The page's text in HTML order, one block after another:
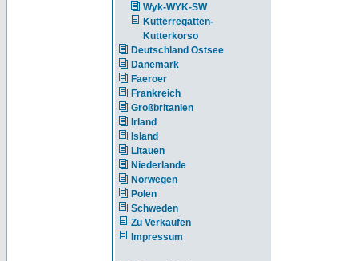
Wyk-WYK-SW
Kutterregatten-
Kutterkorso
Deutschland Ostsee
Dänemark
Faeroer
Frankreich
Großbritanien
Irland
Island
Litauen
Niederlande
Norwegen
Polen
Schweden
Zu Verkaufen
Impressum